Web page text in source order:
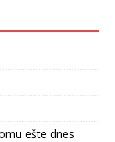
ešte dnes